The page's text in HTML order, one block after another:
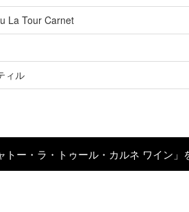
La Tour Carnet
ィル
トー・ラ・トゥール・カルネ ワイン」